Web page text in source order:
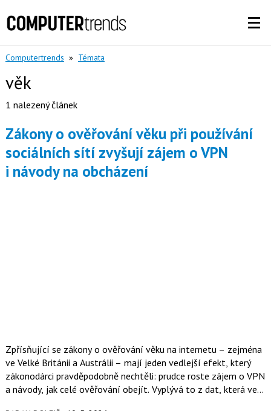
Computertrends » Témata
věk
1 nalezený článek
Zákony o ověřování věku při používání
sociálních sítí zvyšují zájem o VPN
i návody na obcházení
Zpřísňující se zákony o ověřování věku na internetu – zejména
ve Velké Británii a Austrálii – mají jeden vedlejší efekt, který
zákonodárci pravděpodobně nechtěli: prudce roste zájem o VPN
a návody, jak celé ověřování obejít. Vyplývá to z dat, která ve